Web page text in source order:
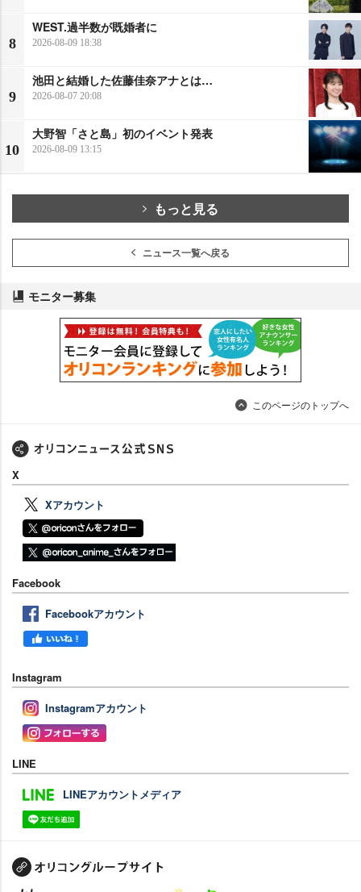
8
WEST.過半数が既婚者に
2026-08-09 18:38
9
池田と結婚した佐藤佳奈アナとは…
2026-08-07 20:08
10
大野智「さと島」初のイベント発表
2026-08-09 13:15
もっと見る
ニュース一覧へ戻る
モニター募集
このページのトップへ
X
Xアカウント
Facebook
Facebookアカウント
Instagram
Instagramアカウント
LINE
LINEアカウントメディア